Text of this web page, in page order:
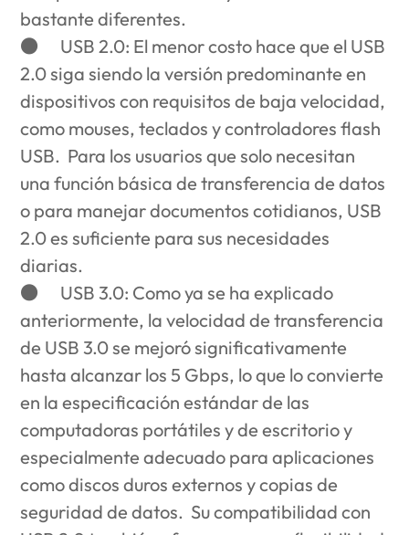
bastante diferentes.
● USB 2.0: El menor costo hace que el USB
2.0 siga siendo la versión predominante en
dispositivos con requisitos de baja velocidad,
como mouses, teclados y controladores flash
USB. Para los usuarios que solo necesitan
una función básica de transferencia de datos
o para manejar documentos cotidianos, USB
2.0 es suficiente para sus necesidades
diarias.
● USB 3.0: Como ya se ha explicado
anteriormente, la velocidad de transferencia
de USB 3.0 se mejoró significativamente
hasta alcanzar los 5 Gbps, lo que lo convierte
en la especificación estándar de las
computadoras portátiles y de escritorio y
especialmente adecuado para aplicaciones
como discos duros externos y copias de
seguridad de datos. Su compatibilidad con